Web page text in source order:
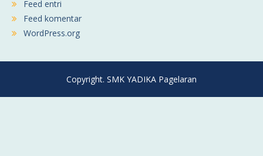
Feed entri
Feed komentar
WordPress.org
Copyright. SMK YADIKA Pagelaran